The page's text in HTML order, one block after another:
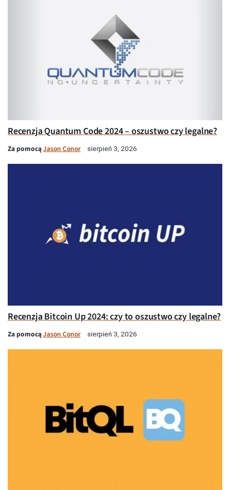
Recenzja Quantum Code 2024 – oszustwo czy legalne?
Za pomocąJason Conor sierpień 3, 2026
Recenzja Bitcoin Up 2024: czy to oszustwo czy legalne?
Za pomocąJason Conor sierpień 3, 2026